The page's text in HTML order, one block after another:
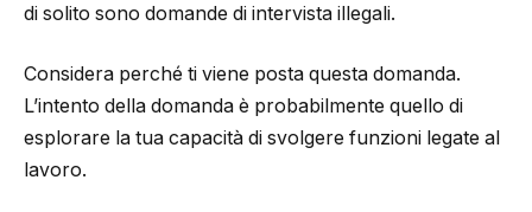
di solito sono domande di intervista illegali.
Considera perché ti viene posta questa domanda.
L’intento della domanda è probabilmente quello di
esplorare la tua capacità di svolgere funzioni legate al
lavoro.